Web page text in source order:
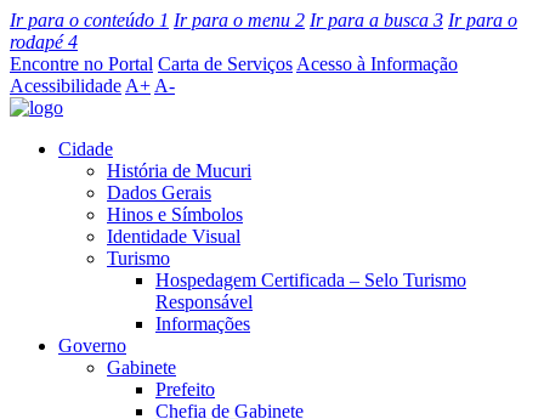
Ir para o conteúdo 1 Ir para o menu 2 Ir para a busca 3 Ir para o
rodapé4
Encontre no Portal Carta de Serviços Acesso à Informação
Acessibilidade A+ A-
Cidade
História de Mucuri
Dados Gerais
Hinos e Símbolos
Identidade Visual
Turismo
Hospedagem Certificada – Selo Turismo
Responsável
Informações
Governo
Gabinete
Prefeito
Chefia de Gabinete